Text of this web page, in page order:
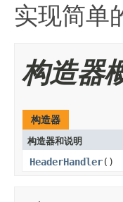
实现简单
构造器
构造器
构造器和说明
HeaderHandler()